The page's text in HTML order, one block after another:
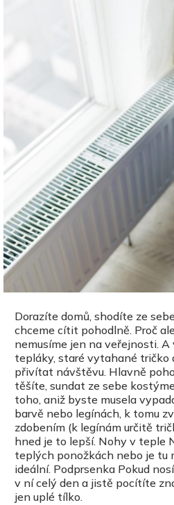
Dorazíte domů, shodíte ze
chceme cítit pohodlně. Proč
nemusíme jen na veřejnosti.
tepláky, staré vytahané tričko
přivítat návštěvu. Hlavně
těšíte, sundat ze sebe
toho, aniž byste musela
barvě nebo legínách, k tomu
zdobením (k legínám určitě
hned je to lepší. Nohy v teple
teplých ponožkách nebo je tu
ideální. Podprsenka Pokud
v ní celý den a jistě pocítíte
jen uplé tílko.